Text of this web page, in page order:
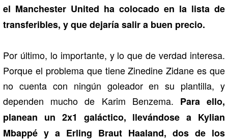
el Manchester United ha colocado en la lista de
transferibles, y que dejaría salir a buen precio.
Por último, lo importante, y lo que de verdad interesa.
Porque el problema que tiene Zinedine Zidane es que
no cuenta con ningún goleador en su plantilla, y
dependen mucho de Karim Benzema. Para ello,
planean un 2x1 galáctico, llevándose a Kylian
Mbappé y a Erling Braut Haaland, dos de los